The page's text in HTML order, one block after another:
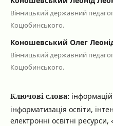
Вінницький державний
Коцюбинського.
Коношевський Олег
Вінницький державний
Коцюбинського.
Ключові слова:
інформатизація освіти,
електронні освітні